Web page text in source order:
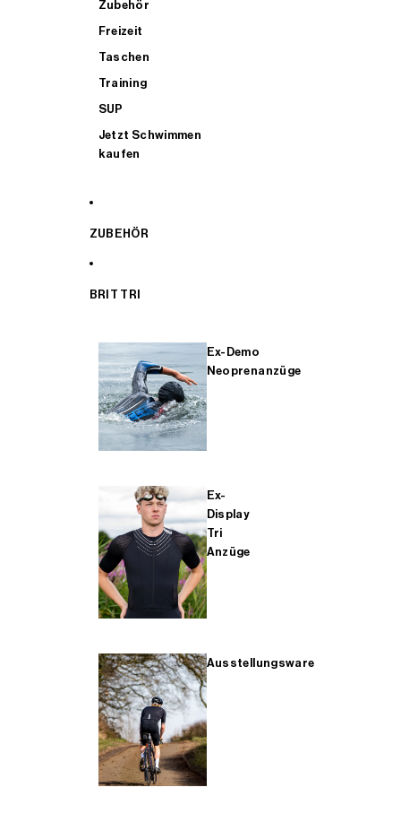
Zubehör
Freizeit
Taschen
Training
SUP
Jetzt Schwimmen
kaufen
ZUBEHÖR
BRIT TRI
Ex-Demo
Neoprenanzüge
Ex-
Display
Tri
Anzüge
Ausstellungsware